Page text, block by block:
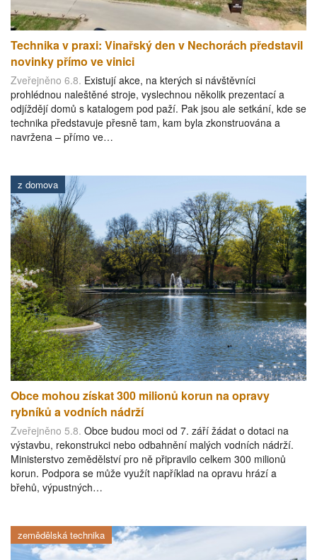
Technika v praxi: Vinařský den v Nechorách představil
novinky přímo ve vinici
Zveřejněno 6.8. Existují akce, na kterých si návštěvníci
prohlédnou naleštěné stroje, vyslechnou několik prezentací a
odjíždějí domů s katalogem pod paží. Pak jsou ale setkání, kde se
technika představuje přesně tam, kam byla zkonstruována a
navržena – přímo ve…
z domova
Obce mohou získat 300 milionů korun na opravy
rybníků a vodních nádrží
Zveřejněno 5.8. Obce budou moci od 7. září žádat o dotaci na
výstavbu, rekonstrukci nebo odbahnění malých vodních nádrží.
Ministerstvo zemědělství pro ně připravilo celkem 300 milionů
korun. Podpora se může využít například na opravu hrází a
břehů, výpustných…
zemědělská technika